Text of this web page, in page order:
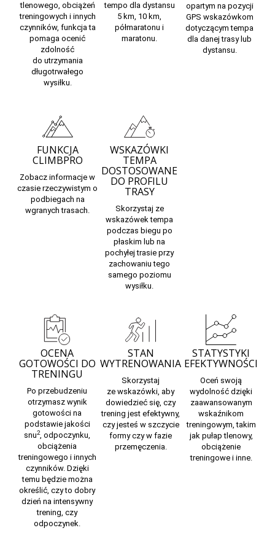
tlenowego, obciążeń
treningowych i innych
czynników, funkcja ta
pomaga ocenić
zdolność
do utrzymania
długotrwałego
wysiłku.
tempo dla dystansu
5 km, 10 km,
półmaratonu i
maratonu.
opartym na pozycji
GPS wskazówkom
dotyczącym tempa
dla danej trasy lub
dystansu.
FUNKCJA
CLIMBPRO
Zobacz informacje w
czasie rzeczywistym o
podbiegach na
wgranych trasach.
WSKAZÓWKI
TEMPA
DOSTOSOWANE
DO PROFILU
TRASY
Skorzystaj ze
wskazówek tempa
podczas biegu po
płaskim lub na
pochyłej trasie przy
zachowaniu tego
samego poziomu
wysiłku.
OCENA
GOTOWOŚCI DO
TRENINGU
Po przebudzeniu
otrzymasz wynik
gotowości na
podstawie jakości
snu2, odpoczynku,
obciążenia
treningowego i innych
czynników. Dzięki
temu będzie można
określić, czy to dobry
dzień na intensywny
trening, czy
odpoczynek.
STAN
WYTRENOWANIA
Skorzystaj
ze wskazówki, aby
dowiedzieć się, czy
trening jest efektywny,
czy jesteś w szczycie
formy czy w fazie
przemęczenia.
STATYSTYKI
EFEKTYWNOŚCI
Oceń swoją
wydolność dzięki
zaawansowanym
wskaźnikom
treningowym, takim
jak pułap tlenowy,
obciążenie
treningowe i inne.